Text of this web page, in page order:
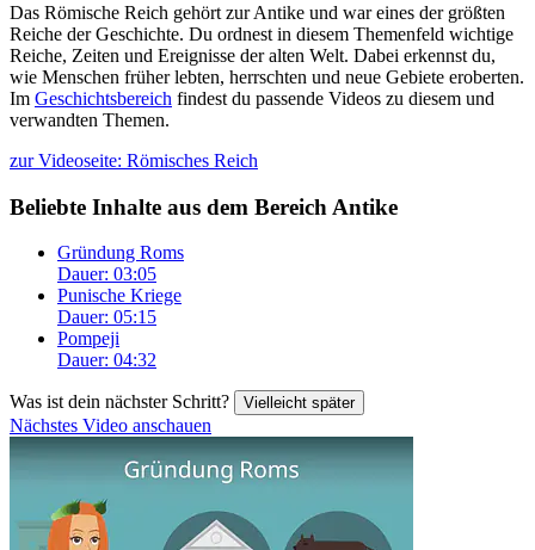
Das Römische Reich gehört zur Antike und war eines der größten
Reiche der Geschichte. Du ordnest in diesem Themenfeld wichtige
Reiche, Zeiten und Ereignisse der alten Welt. Dabei erkennst du,
wie Menschen früher lebten, herrschten und neue Gebiete eroberten.
Im Geschichtsbereich findest du passende Videos zu diesem und
verwandten Themen.
zur Videoseite: Römisches Reich
Beliebte Inhalte aus dem Bereich Antike
Gründung Roms
Dauer: 03:05
Punische Kriege
Dauer: 05:15
Pompeji
Dauer: 04:32
Was ist dein nächster Schritt? Vielleicht später
Nächstes Video anschauen